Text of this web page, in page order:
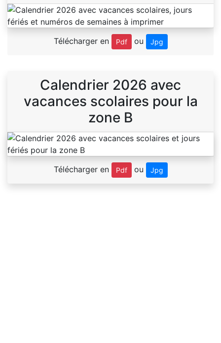
Télécharger en Pdf ou Jpg
Calendrier 2026 avec
vacances scolaires pour la
zone B
Télécharger en Pdf ou Jpg